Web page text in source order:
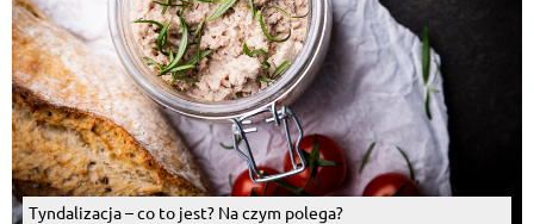
Tyndalizacja – co to jest? Na czym polega?